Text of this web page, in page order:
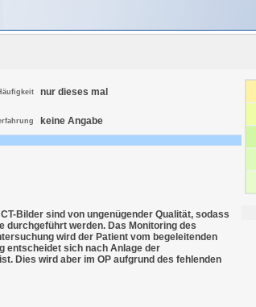
nur dieses mal
keine Angabe
Bilder sind von ungenügender Qualität, sodass
durchgeführt werden. Das Monitoring des
wird der Patient vom begeleitenden
entscheidet sich nach Anlage der
Dies wird aber im OP aufgrund des fehlenden